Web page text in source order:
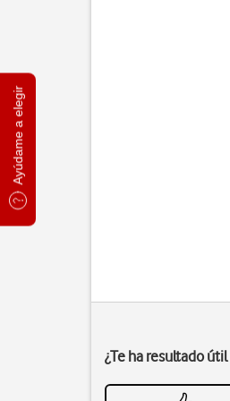
Ayúdame a elegir
¿Te ha resultado